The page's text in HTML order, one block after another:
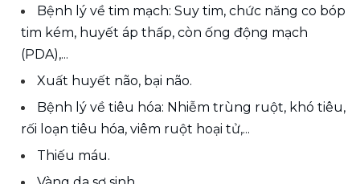
Bệnh lý về tim mạch: Suy tim, chức năng co bóp
tim kém, huyết áp thấp, còn ống động mạch
(PDA),...
Xuất huyết não, bại não.
Bệnh lý về tiêu hóa: Nhiễm trùng ruột, khó tiêu,
rối loạn tiêu hóa, viêm ruột hoại tử,...
Thiếu máu.